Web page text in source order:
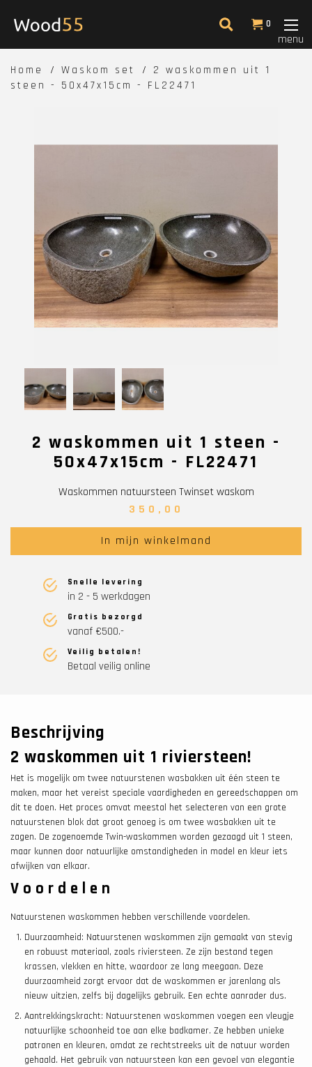
0
menu
Home Waskom set
2 waskommen uit 1
steen - 50x47x15cm - FL22471
2 waskommen uit 1 steen -
50x47x15cm - FL22471
Waskommen natuursteen Twinset waskom
350,00
In mijn winkelmand
Snelle levering
in 2 - 5 werkdagen
Gratis bezorgd
vanaf €500.-
Veilig betalen!
Betaal veilig online
Beschrijving
2 waskommen uit 1 riviersteen!
Het is mogelijk om twee natuurstenen wasbakken uit één steen te
maken, maar het vereist speciale vaardigheden en gereedschappen om
dit te doen. Het proces omvat meestal het selecteren van een grote
natuurstenen blok dat groot genoeg is om twee wasbakken uit te
zagen. De zogenoemde Twin-waskommen worden gezaagd uit 1 steen,
maar kunnen door natuurlijke omstandigheden in model en kleur iets
afwijken van elkaar.
Voordelen
Natuurstenen waskommen hebben verschillende voordelen.
Duurzaamheid: Natuurstenen waskommen zijn gemaakt van stevig
en robuust materiaal, zoals riviersteen. Ze zijn bestand tegen
krassen, vlekken en hitte, waardoor ze lang meegaan. Deze
duurzaamheid zorgt ervoor dat de waskommen er jarenlang als
nieuw uitzien, zelfs bij dagelijks gebruik. Een echte aanrader dus.
Aantrekkingskracht: Natuurstenen waskommen voegen een vleugje
natuurlijke schoonheid toe aan elke badkamer. Ze hebben unieke
patronen en kleuren, omdat ze rechtstreeks uit de natuur worden
gehaald. Het gebruik van natuursteen kan een gevoel van elegantie